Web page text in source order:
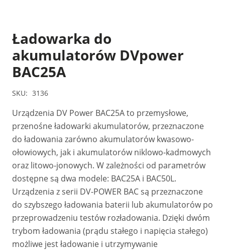
Ładowarka do
akumulatorów DVpower
BAC25A
SKU: 3136
Urządzenia DV Power BAC25A to przemysłowe,
przenośne ładowarki akumulatorów, przeznaczone
do ładowania zarówno akumulatorów kwasowo-
ołowiowych, jak i akumulatorów niklowo-kadmowych
oraz litowo-jonowych. W zależności od parametrów
dostępne są dwa modele: BAC25A i BAC50L.
Urządzenia z serii DV-POWER BAC są przeznaczone
do szybszego ładowania baterii lub akumulatorów po
przeprowadzeniu testów rozładowania. Dzięki dwóm
trybom ładowania (prądu stałego i napięcia stałego)
możliwe jest ładowanie i utrzymywanie